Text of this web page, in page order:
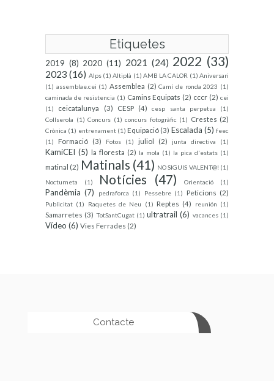
Etiquetes
2019 (8) 2020 (11) 2021 (24) 2022 (33)
2023 (16) Alps (1) Altiplà (1) AMB LA CALOR (1) Aniversari
(1) assemblae.cei (1) Assemblea (2) Camí de ronda 2023 (1)
caminada de resistencia (1) Camins Equipats (2) cccr (2) cei
(1)
ceicatalunya (3) CESP (4) cesp santa perpetua
(1)
Collserola (1) Concurs (1) concurs fotogràfic (1) Crestes (2)
Crònica (1) entrenament (1) Equipació (3) Escalada (5) feec
(1)
Formació (3) Fotos (1) juliol (2) junta directiva (1)
KamiCEI (5) la floresta (2) la mola (1) la pica d'estats (1)
matinal (2) Matinals (41) NO SIGUIS VALENT@! (1)
Nocturneta
(1) Notícies (47) Orientació (1)
Pandèmia (7) pedraforca (1) Pessebre (1) Peticions (2)
Publicitat (1) Raquetes de Neu (1) Reptes (4) reunión (1)
Samarretes (3) TotSantCugat (1) ultratrail (6) vacances (1)
Vídeo (6) Vies Ferrades (2)
Contacte